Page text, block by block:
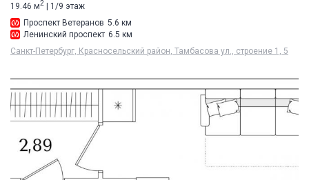
19.46 м2 | 1/9 этаж
Проспект Ветеранов 5.6 км
Ленинский проспект 6.5 км
Санкт-Петербург, Красносельский район, Тамбасова ул., строение 1, 5